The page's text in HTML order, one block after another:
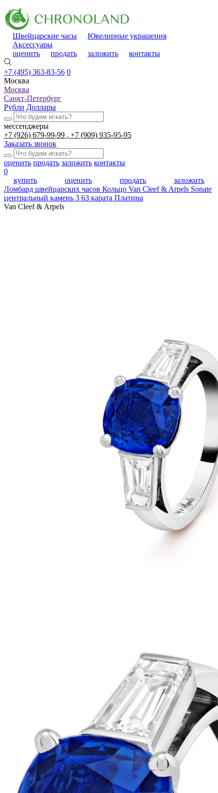
Швейцарские часы
Ювелирные украшения
Аксессуары
оценить
продать заложить контакты
+7 (495) 363-83-56 0
Москва
Москва
Санкт-Петербург
Рубли Доллары
мессенджеры
+7 (926) 679-99-99
+7 (909) 935-95-95
Заказать звонок
оценить продать заложить контакты
0
купить
оценить продать
заложить
Ломбард швейцарских часов Кольцо Van Cleef & Arpels Sonate
центральный камень 3 63 карата Платина
Van Cleef & Arpels